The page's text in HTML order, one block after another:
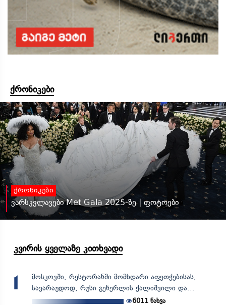
ქრონიკები
ქრონიკები
ვარსკვლავები Met Gala 2025-ზე | ფოტოები
კვირის ყველაზე კითხვადი
1
მოსკოვში, რესტორანში მომხდარი აფეთქებისას,
სავარაუდოდ, რუსი გენერლის ქალიშვილი და...
6011 ნახვა